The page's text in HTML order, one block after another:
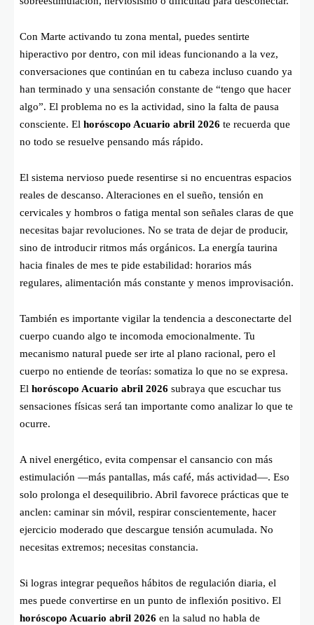
Con Marte activando tu zona mental, puedes sentirte
hiperactivo por dentro, con mil ideas funcionando a la vez,
conversaciones que continúan en tu cabeza incluso cuando ya
han terminado y una sensación constante de “tengo que hacer
algo”. El problema no es la actividad, sino la falta de pausa
consciente. El horóscopo Acuario abril 2026 te recuerda que
no todo se resuelve pensando más rápido.
El sistema nervioso puede resentirse si no encuentras espacios
reales de descanso. Alteraciones en el sueño, tensión en
cervicales y hombros o fatiga mental son señales claras de que
necesitas bajar revoluciones. No se trata de dejar de producir,
sino de introducir ritmos más orgánicos. La energía taurina
hacia finales de mes te pide estabilidad: horarios más
regulares, alimentación más constante y menos improvisación.
También es importante vigilar la tendencia a desconectarte del
cuerpo cuando algo te incomoda emocionalmente. Tu
mecanismo natural puede ser irte al plano racional, pero el
cuerpo no entiende de teorías: somatiza lo que no se expresa.
El horóscopo Acuario abril 2026 subraya que escuchar tus
sensaciones físicas será tan importante como analizar lo que te
ocurre.
A nivel energético, evita compensar el cansancio con más
estimulación —más pantallas, más café, más actividad—. Eso
solo prolonga el desequilibrio. Abril favorece prácticas que te
anclen: caminar sin móvil, respirar conscientemente, hacer
ejercicio moderado que descargue tensión acumulada. No
necesitas extremos; necesitas constancia.
Si logras integrar pequeños hábitos de regulación diaria, el
mes puede convertirse en un punto de inflexión positivo. El
horóscopo Acuario abril 2026 en la salud no habla de